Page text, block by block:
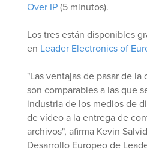
Over IP(5 minutos).
Los tres están disponibles
en Leader Electronics of
"Las ventajas de pasar de la
son comparables a las que
industria de los medios de
de vídeo a la entrega de
archivos", afirma Kevin
Desarrollo Europeo de